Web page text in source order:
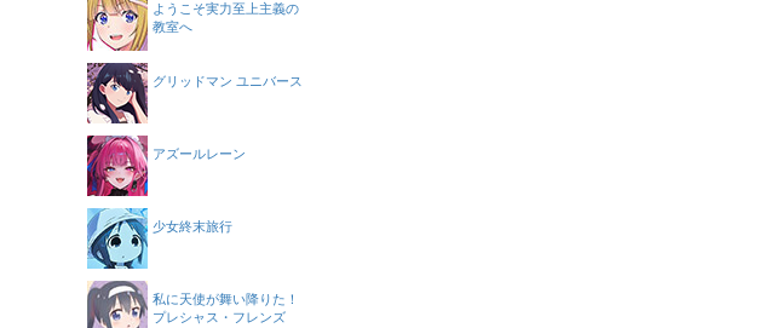
ようこそ実力至上主義の
教室へ
グリッドマン ユニバース
アズールレーン
少女終末旅行
私に天使が舞い降りた！
プレシャス・フレンズ